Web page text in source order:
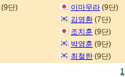
(9단) 이마무라 (9단)
김영환 (7단)
조치훈 (9단)
박영훈 (9단)
최철한 (9단)
1